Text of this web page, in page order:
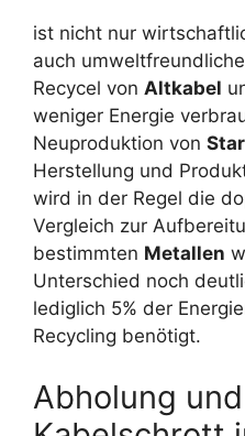
ist nicht nur
auch
Recycel von Altkabel
weniger Energie
Neuproduktion von
Herstellung und
wird in der Regel die
Vergleich zur
bestimmten Metallen
Unterschied noch
lediglich 5% der
Recycling benötigt.
Abholung